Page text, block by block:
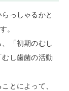
っしゃるかと
。
「初期のむし
し歯菌の活動
とによって、